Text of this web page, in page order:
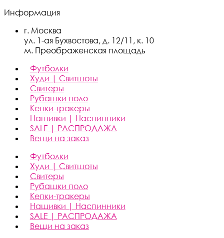
Информация
г. Москва
ул. 1-ая Бухвостова, д. 12/11, к. 10
м. Преображенская площадь
Футболки
Худи | Свитшоты
Свитеры
Рубашки поло
Кепки-тракеры
Нашивки | Наспинники
SALE | РАСПРОДАЖА
Вещи на заказ
Футболки
Худи | Свитшоты
Свитеры
Рубашки поло
Кепки-тракеры
Нашивки | Наспинники
SALE | РАСПРОДАЖА
Вещи на заказ